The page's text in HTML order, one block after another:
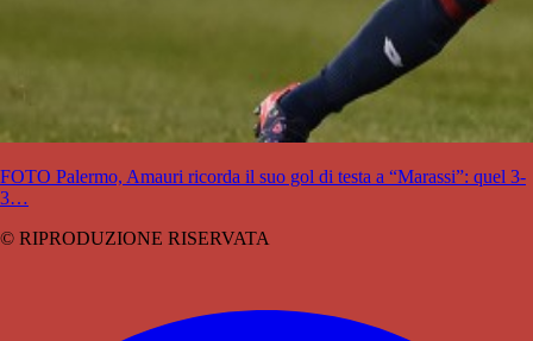
FOTO Palermo, Amauri ricorda il suo gol di testa a “Marassi”: quel 3-
3…
© RIPRODUZIONE RISERVATA